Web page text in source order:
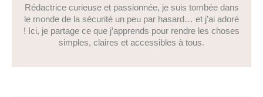
Rédactrice curieuse et passionnée, je suis tombée dans
le monde de la sécurité un peu par hasard… et j’ai adoré
! Ici, je partage ce que j’apprends pour rendre les choses
simples, claires et accessibles à tous.